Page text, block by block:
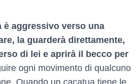
è aggressivo verso una
la guarderà direttamente,
di lei e aprirà il becco per
ogni movimento di qualcuno
Quando un cacatua tiene le